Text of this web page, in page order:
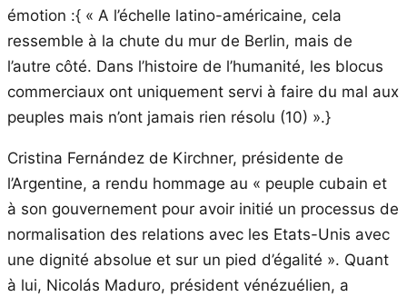
émotion :{ « A l’échelle latino-américaine, cela
ressemble à la chute du mur de Berlin, mais de
l’autre côté. Dans l’histoire de l’humanité, les blocus
commerciaux ont uniquement servi à faire du mal aux
peuples mais n’ont jamais rien résolu (10) ».}
Cristina Fernández de Kirchner, présidente de
l’Argentine, a rendu hommage au « peuple cubain et
à son gouvernement pour avoir initié un processus de
normalisation des relations avec les Etats-Unis avec
une dignité absolue et sur un pied d’égalité ». Quant
à lui, Nicolás Maduro, président vénézuélien, a